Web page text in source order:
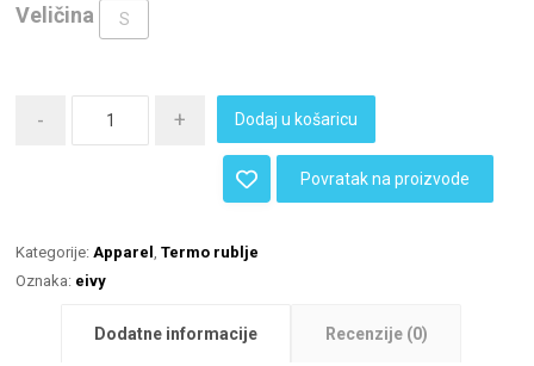
Veličina S
- + Dodaj u košaricu
Povratak na proizvode
Kategorije: Apparel ,Termo rublje
Oznaka: eivy
Dodatne informacije Recenzije (0)